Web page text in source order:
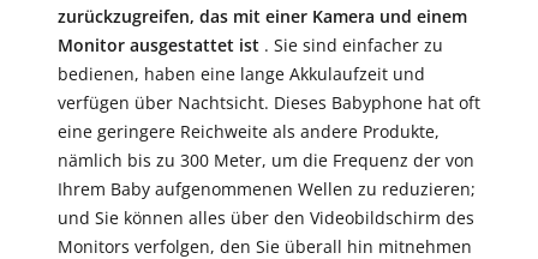
zurückzugreifen, das mit einer Kamera und einem
Monitor ausgestattet ist . Sie sind einfacher zu
bedienen, haben eine lange Akkulaufzeit und
verfügen über Nachtsicht. Dieses Babyphone hat oft
eine geringere Reichweite als andere Produkte,
nämlich bis zu 300 Meter, um die Frequenz der von
Ihrem Baby aufgenommenen Wellen zu reduzieren;
und Sie können alles über den Videobildschirm des
Monitors verfolgen, den Sie überall hin mitnehmen